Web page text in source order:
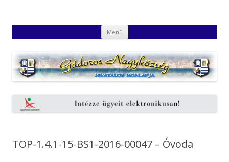
Honlapja
Menü Kilépés
a
TOP-1.4.1-15-BS1-2016-00047 – Óvoda